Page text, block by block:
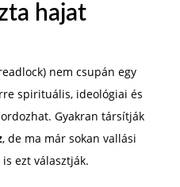
hajat
nem csupán egy
spirituális, ideológiai és
Gyakran társítják
, de ma már sokan vallási
ezt választják.